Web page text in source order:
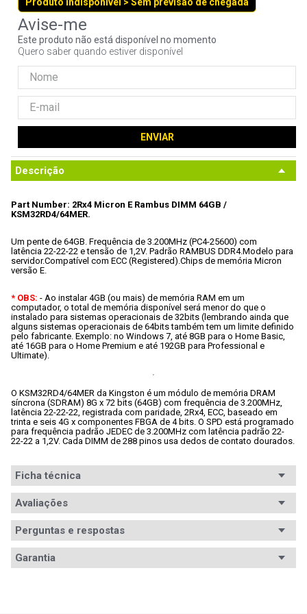
Este produto não está disponível no momento
Quero saber quando estiver disponível
ENVIAR
Descrição
Part Number: 2Rx4 Micron E Rambus DIMM 64GB /
KSM32RD4/64MER.
Um pente de 64GB. Frequência de 3.200MHz (PC4-25600) com
latência 22-22-22 e tensão de 1,2V. Padrão RAMBUS DDR4.Modelo para
servidor.Compatível com ECC (Registered).Chips de memória Micron
versão E.
* OBS: - Ao instalar 4GB (ou mais) de memória RAM em um
computador, o total de memória disponível será menor do que o
instalado para sistemas operacionais de 32bits (lembrando ainda que
alguns sistemas operacionais de 64bits também tem um limite definido
pelo fabricante. Exemplo: no Windows 7, até 8GB para o Home Basic,
até 16GB para o Home Premium e até 192GB para Professional e
Ultimate).
O KSM32RD4/64MER da Kingston é um módulo de memória DRAM
síncrona (SDRAM) 8G x 72 bits (64GB) com frequência de 3.200MHz,
latência 22-22-22, registrada com paridade, 2Rx4, ECC, baseado em
trinta e seis 4G x componentes FBGA de 4 bits. O SPD está programado
para frequência padrão JEDEC de 3.200MHz com latência padrão 22-
22-22 a 1,2V. Cada DIMM de 288 pinos usa dedos de contato dourados.
Ficha técnica
Segmento
Padrão Rambus
Capacidade
Avaliações
Avaliações
Perguntas e respostas
Garantia
9º
controle
10º hd